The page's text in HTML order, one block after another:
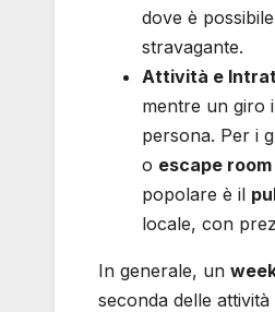
dove è
stravagante.
Attività e
mentre un giro
persona. Per i
o escape room
popolare è il
locale, con
In generale, un
seconda delle